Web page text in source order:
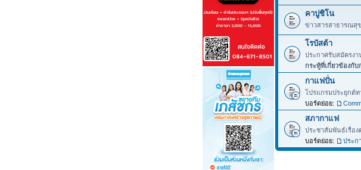
คาปูชิโน
ข่าวสารสาธารณสุข
โรบัสต้า
ประกาศรับสมัครงา
กระทู้ที่เกี่ยวข้องกั
กาแฟปั่น
โปรแกรมประยุกต์ท
บอร์ดย่อย:
สภากาแฟ
ประชาสัมพันธ์เรื่อง
บอร์ดย่อย:
ประก